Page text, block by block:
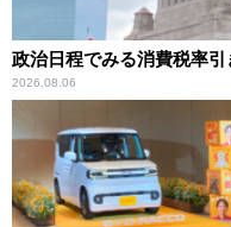
政治日程でみる消費税率
2026.08.06